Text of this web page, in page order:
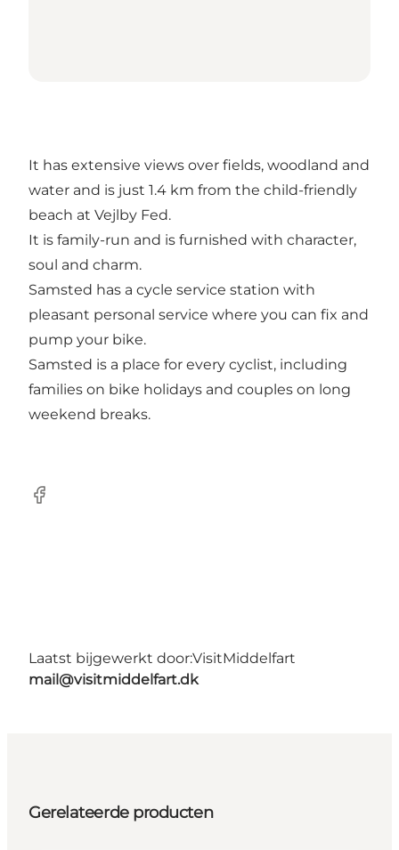
It has extensive views over fields, woodland and
water and is just 1.4 km from the child-friendly
beach at Vejlby Fed.
It is family-run and is furnished with character,
soul and charm.
Samsted has a cycle service station with
pleasant personal service where you can fix and
pump your bike.
Samsted is a place for every cyclist, including
families on bike holidays and couples on long
weekend breaks.
Facebook
Laatst bijgewerkt door:VisitMiddelfart
mail@visitmiddelfart.dk
Gerelateerde producten